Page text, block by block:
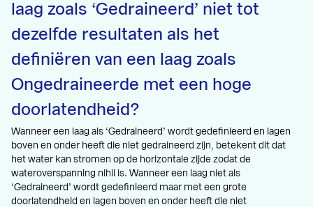
laag zoals ‘Gedraineerd’ niet tot
dezelfde resultaten als het
definiëren van een laag zoals
Ongedraineerde met een hoge
doorlatendheid?
Wanneer een laag als ‘Gedraineerd’ wordt gedefinieerd en lagen
boven en onder heeft die niet gedraineerd zijn, betekent dit dat
het water kan stromen op de horizontale zijde zodat de
wateroverspanning nihil is. Wanneer een laag niet als
‘Gedraineerd’ wordt gedefinieerd maar met een grote
doorlatendheid en lagen boven en onder heeft die niet